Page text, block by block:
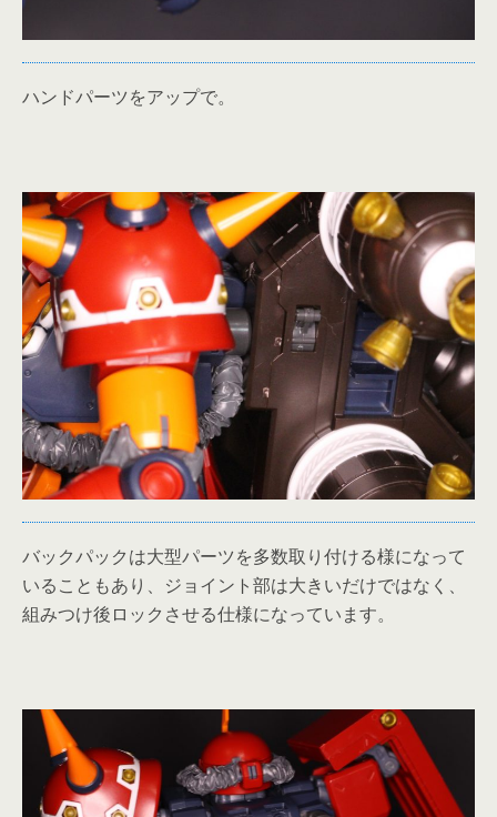
ハンドパーツをアップで。
バックパックは大型パーツを多数取り付ける様になって
いることもあり、ジョイント部は大きいだけではなく、
組みつけ後ロックさせる仕様になっています。